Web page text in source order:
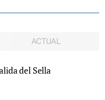
ACTUAL
del Sella